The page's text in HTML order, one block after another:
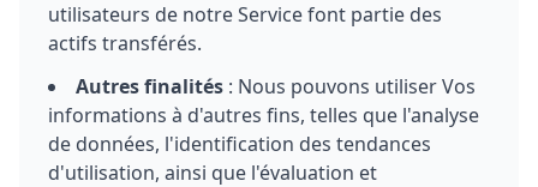
utilisateurs de notre Service font partie des
actifs transférés.
Autres finalités : Nous pouvons utiliser Vos
informations à d'autres fins, telles que l'analyse
de données, l'identification des tendances
d'utilisation, ainsi que l'évaluation et